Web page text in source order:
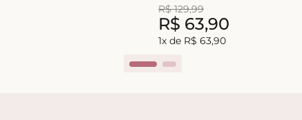
R$ 129,99
R$ 63,90
1x de R$ 63,90